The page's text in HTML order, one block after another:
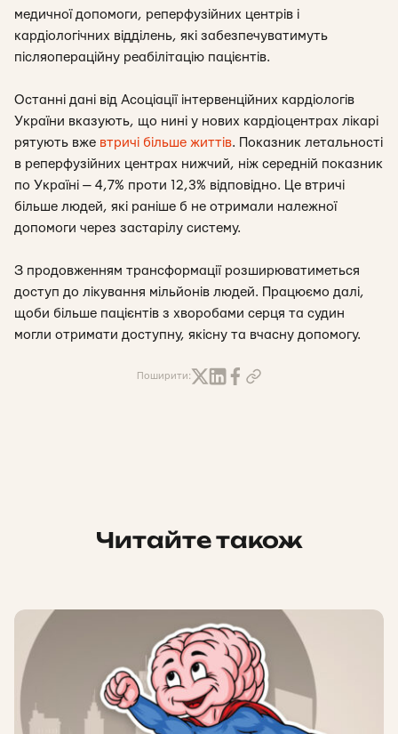
медичної допомоги, реперфузійних центрів і
кардіологічних відділень, які забезпечуватимуть
післяопераційну реабілітацію пацієнтів.
Останні дані від Асоціації інтервенційних кардіологів
України вказують, що нині у нових кардіоцентрах лікарі
рятують вже втричі більше життів. Показник летальності
в реперфузійних центрах нижчий, ніж середній показник
по Україні — 4,7% проти 12,3% відповідно. Це втричі
більше людей, які раніше б не отримали належної
допомоги через застарілу систему.
З продовженням трансформації розширюватиметься
доступ до лікування мільйонів людей. Працюємо далі,
щоби більше пацієнтів з хворобами серця та судин
могли отримати доступну, якісну та вчасну допомогу.
Поширити:
Читайте також